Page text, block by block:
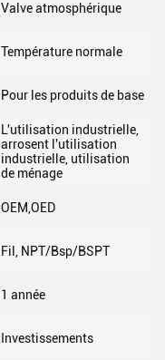
Valve atmosphérique
Température normale
Pour les produits de base
L'utilisation industrielle,
arrosent l'utilisation
industrielle, utilisation
de ménage
OEM,OED
Fil, NPT/Bsp/BSPT
1 année
Investissements